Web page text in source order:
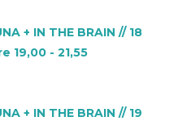
+ IN THE BRAIN // 18
19,00 - 21,55
+ IN THE BRAIN // 19